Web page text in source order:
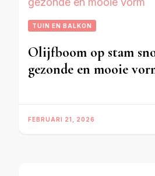
TUIN EN BALKON
Olijfboom op stam
gezonde en mooie
FEBRUARI 21, 2026